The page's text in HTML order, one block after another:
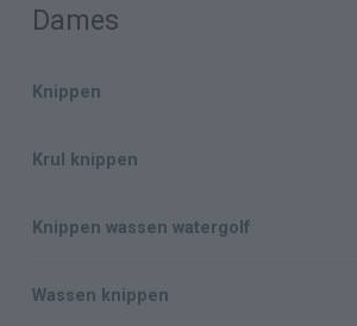
Dames
Knippen
Krul knippen
Knippen wassen watergolf
Wassen knippen